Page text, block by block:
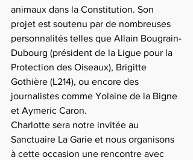
animaux dans la Constitution. Son
projet est soutenu par de nombreuses
personnalités telles que Allain Bougrain-
Dubourg (président de la Ligue pour la
Protection des Oiseaux), Brigitte
Gothière (L214), ou encore des
journalistes comme Yolaine de la Bigne
et Aymeric Caron.
Charlotte sera notre invitée au
Sanctuaire La Garie et nous organisons
à cette occasion une rencontre avec